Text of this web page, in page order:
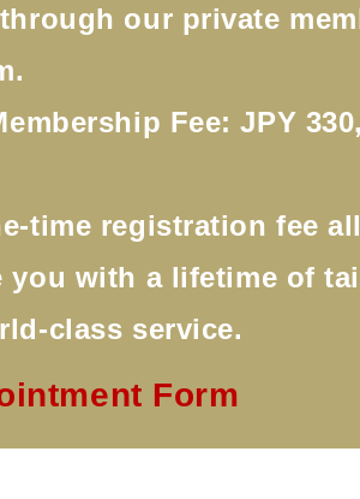
our private
Fee: JPY
time registration fee
you with a lifetime of
class service.
Form